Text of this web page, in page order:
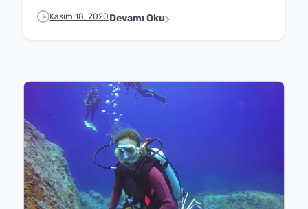
Kasım 18, 2020 Devamı Oku